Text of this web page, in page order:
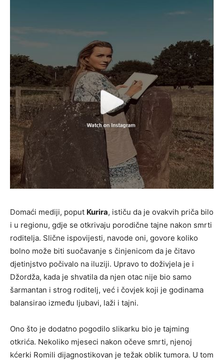
Domaći mediji, poput Kurira, ističu da je ovakvih priča bilo
i u regionu, gdje se otkrivaju porodične tajne nakon smrti
roditelja. Slične ispovijesti, navode oni, govore koliko
bolno može biti suočavanje s činjenicom da je čitavo
djetinjstvo počivalo na iluziji. Upravo to doživjela je i
Džordža, kada je shvatila da njen otac nije bio samo
šarmantan i strog roditelj, već i čovjek koji je godinama
balansirao između ljubavi, laži i tajni.
Ono što je dodatno pogodilo slikarku bio je tajming
otkrića. Nekoliko mjeseci nakon očeve smrti, njenoj
kćerki Romili dijagnostikovan je težak oblik tumora. U tom